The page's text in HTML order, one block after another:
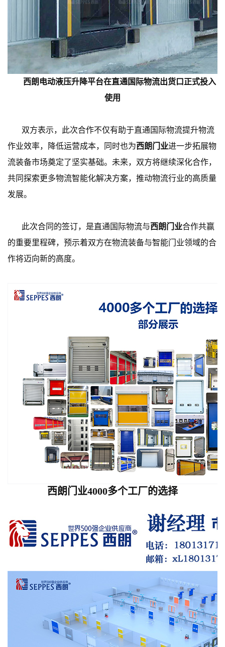
西朗电动液压升降平台在直通国际物流出货口正式投入
使用
双方表示，此次合作不仅有助于直通国际物流提升物流
作业效率，降低运营成本，同时也为西朗门业进一步拓展物
流装备市场奠定了坚实基础。未来，双方将继续深化合作，
共同探索更多物流智能化解决方案，推动物流行业的高质量
发展。
此次合同的签订，是直通国际物流与西朗门业合作共赢
的重要里程碑，预示着双方在物流装备与智能门业领域的合
作将迈向新的高度。
西朗门业4000多个工厂的选择